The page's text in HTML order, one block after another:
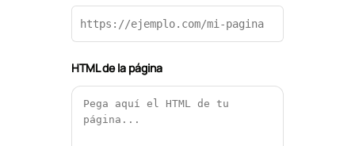
HTML de la página